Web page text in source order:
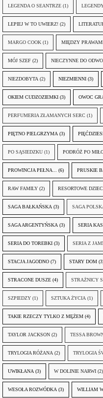
LEGENDA O SEANTRZE (1)
LEPIEJ W TO UWIERZ! (2)
MARGO COOK (1) MIĘDZY
MÓJ SZEF (2) NIECZYNNE DO
NIEZDOBYTA (2) NIEZMIENNI (3)
OKIEM CUDZOZIEMKI (3) OWOC
PERFUMERIA ZŁAMANYCH SERC (1)
PIĘTNO PIELGRZYMA (3)
PO SĄSIEDZKU (1) PODRÓŻ PO
PROWINCJA PEŁNA... (6) PRUSKIE
RAW FAMILY (2) RESORTOWE
SAGA BAŁKAŃSKA (3) SAGA
SAGA ARGENTYŃSKA (3) SERIA
SERIA DO TOREBKI (3) SERIA Z
STACJA JAGODNO (7) STARY DOM
STRACONE DUSZE (4) STRAŻNICY
SZPIEDZY (1) SZTUKA ŻYCIA (1)
TAKIE RZECZY TYLKO Z MĘŻEM (4)
TAYLOR JACKSON (2) TESSA
TRYLOGIA RÓŻANA (2) TRYLOGIA
UWIKŁANA (3) W DOLINIE NARWI (2)
WESOŁA ROZWÓDKA (3) WILLIAM